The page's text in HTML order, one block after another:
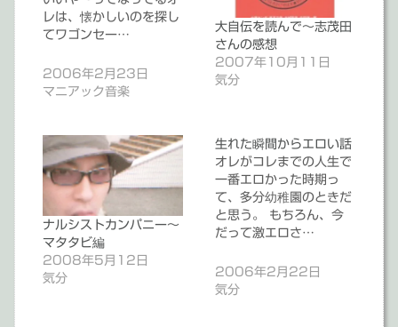
レは、懐かしいのを探し
てワゴンセー…
2006年2月23日
マニアック音楽
大自伝を読んで～志茂田
さんの感想
2007年10月11日
気分
ナルシストカンパニー～
マタタビ編
2008年5月12日
気分
生れた瞬間からエロい話
オレがコレまでの人生で
一番エロかった時期っ
て、多分幼稚園のときだ
と思う。 もちろん、今
だって激エロさ…
2006年2月22日
気分